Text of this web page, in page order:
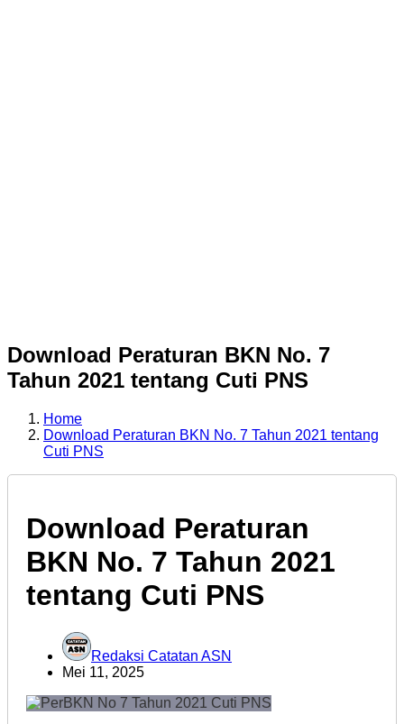
Download Peraturan BKN No. 7
Tahun 2021 tentang Cuti PNS
Home
Download Peraturan BKN No. 7 Tahun 2021 tentang
Cuti PNS
Download Peraturan
BKN No. 7 Tahun 2021
tentang Cuti PNS
Redaksi Catatan ASN
Mei 11, 2025